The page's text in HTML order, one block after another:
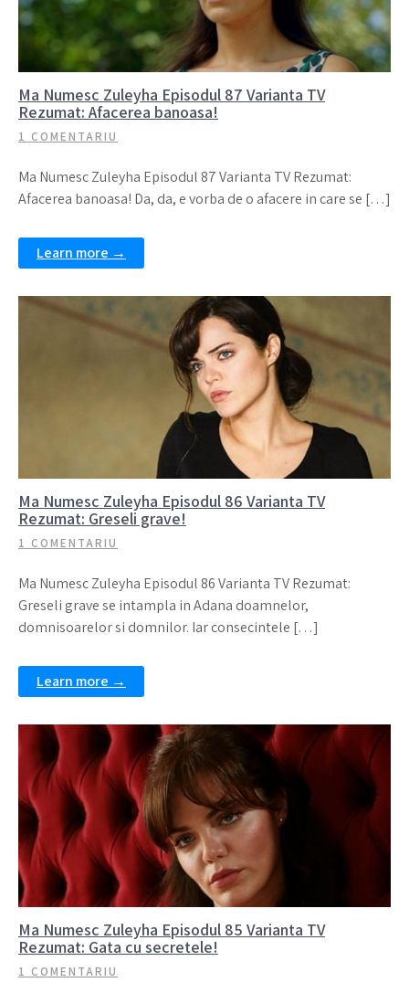
Ma Numesc Zuleyha Episodul 87 Varianta TV
Rezumat: Afacerea banoasa!
1 COMENTARIU
Ma Numesc Zuleyha Episodul 87 Varianta TV Rezumat:
Afacerea banoasa! Da, da, e vorba de o afacere in care se […]
Learn more →
Ma Numesc Zuleyha Episodul 86 Varianta TV
Rezumat: Greseli grave!
1 COMENTARIU
Ma Numesc Zuleyha Episodul 86 Varianta TV Rezumat:
Greseli grave se intampla in Adana doamnelor,
domnisoarelor si domnilor. Iar consecintele […]
Learn more →
Ma Numesc Zuleyha Episodul 85 Varianta TV
Rezumat: Gata cu secretele!
1 COMENTARIU